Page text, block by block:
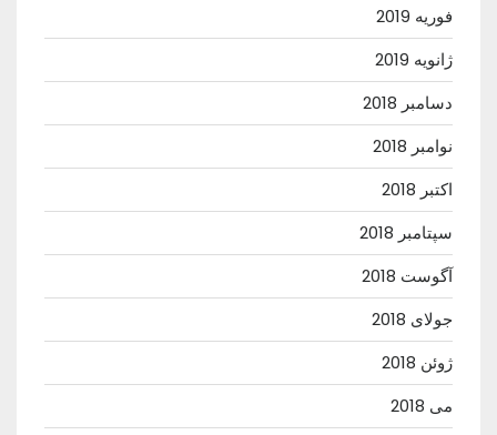
فوریه 2019
ژانویه 2019
دسامبر 2018
نوامبر 2018
اکتبر 2018
سپتامبر 2018
آگوست 2018
جولای 2018
ژوئن 2018
می 2018